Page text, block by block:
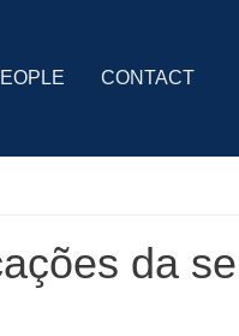
CONTACT
da